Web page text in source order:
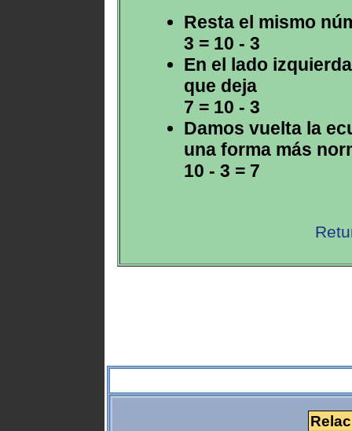
Resta el mismo
3 = 10 - 3
En el lado
que deja
7 = 10 - 3
Damos vuelta la
una forma más
10 - 3 = 7